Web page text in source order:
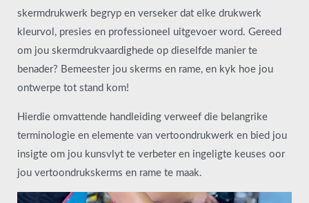
skermdrukwerk begryp en verseker dat elke drukwerk
kleurvol, presies en professioneel uitgevoer word. Gereed
om jou skermdrukvaardighede op dieselfde manier te
benader? Bemeester jou skerms en rame, en kyk hoe jou
ontwerpe tot stand kom!
Hierdie omvattende handleiding verweef die belangrike
terminologie en elemente van vertoondrukwerk en bied jou
insigte om jou kunsvlyt te verbeter en ingeligte keuses oor
jou vertoondrukskerms en rame te maak.